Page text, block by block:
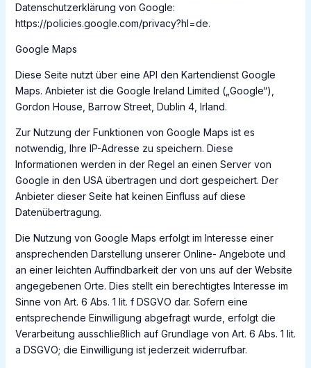
Datenschutzerklärung von Google:
https://policies.google.com/privacy?hl=de.
Google Maps
Diese Seite nutzt über eine API den Kartendienst Google
Maps. Anbieter ist die Google Ireland Limited („Google“),
Gordon House, Barrow Street, Dublin 4, Irland.
Zur Nutzung der Funktionen von Google Maps ist es
notwendig, Ihre IP-Adresse zu speichern. Diese
Informationen werden in der Regel an einen Server von
Google in den USA übertragen und dort gespeichert. Der
Anbieter dieser Seite hat keinen Einfluss auf diese
Datenübertragung.
Die Nutzung von Google Maps erfolgt im Interesse einer
ansprechenden Darstellung unserer Online- Angebote und
an einer leichten Auffindbarkeit der von uns auf der Website
angegebenen Orte. Dies stellt ein berechtigtes Interesse im
Sinne von Art. 6 Abs. 1 lit. f DSGVO dar. Sofern eine
entsprechende Einwilligung abgefragt wurde, erfolgt die
Verarbeitung ausschließlich auf Grundlage von Art. 6 Abs. 1 lit.
a DSGVO; die Einwilligung ist jederzeit widerrufbar.